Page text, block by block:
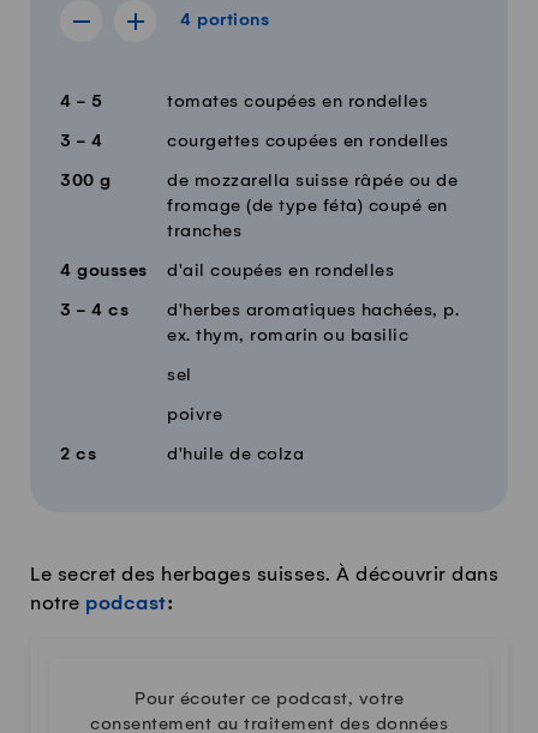
4 portions
Afficher la recette de 3 portions
Afficher la recette de 5 portions
4 portions
Quantité Ingrédients
4 - 5 tomates coupées en rondelles
3 - 4 courgettes coupées en rondelles
300 g
de mozzarella suisse râpée ou de
fromage (de type féta) coupé en
tranches
4 gousses d'ail coupées en rondelles
3 - 4 cs
d'herbes aromatiques hachées, p.
ex. thym, romarin ou basilic
sel
poivre
2 cs d'huile de colza
Le secret des herbages suisses. À découvrir dans
notre podcast:
Pour écouter ce podcast, votre
consentement au traitement des données